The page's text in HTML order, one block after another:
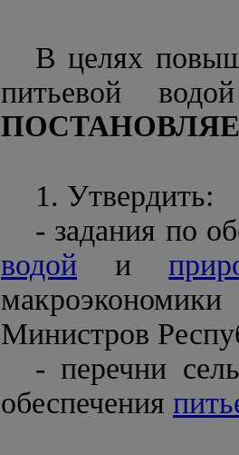
В целях
питьевой
1. Утвердить:
- задания по
водой и
Министров
- перечни
обеспечения